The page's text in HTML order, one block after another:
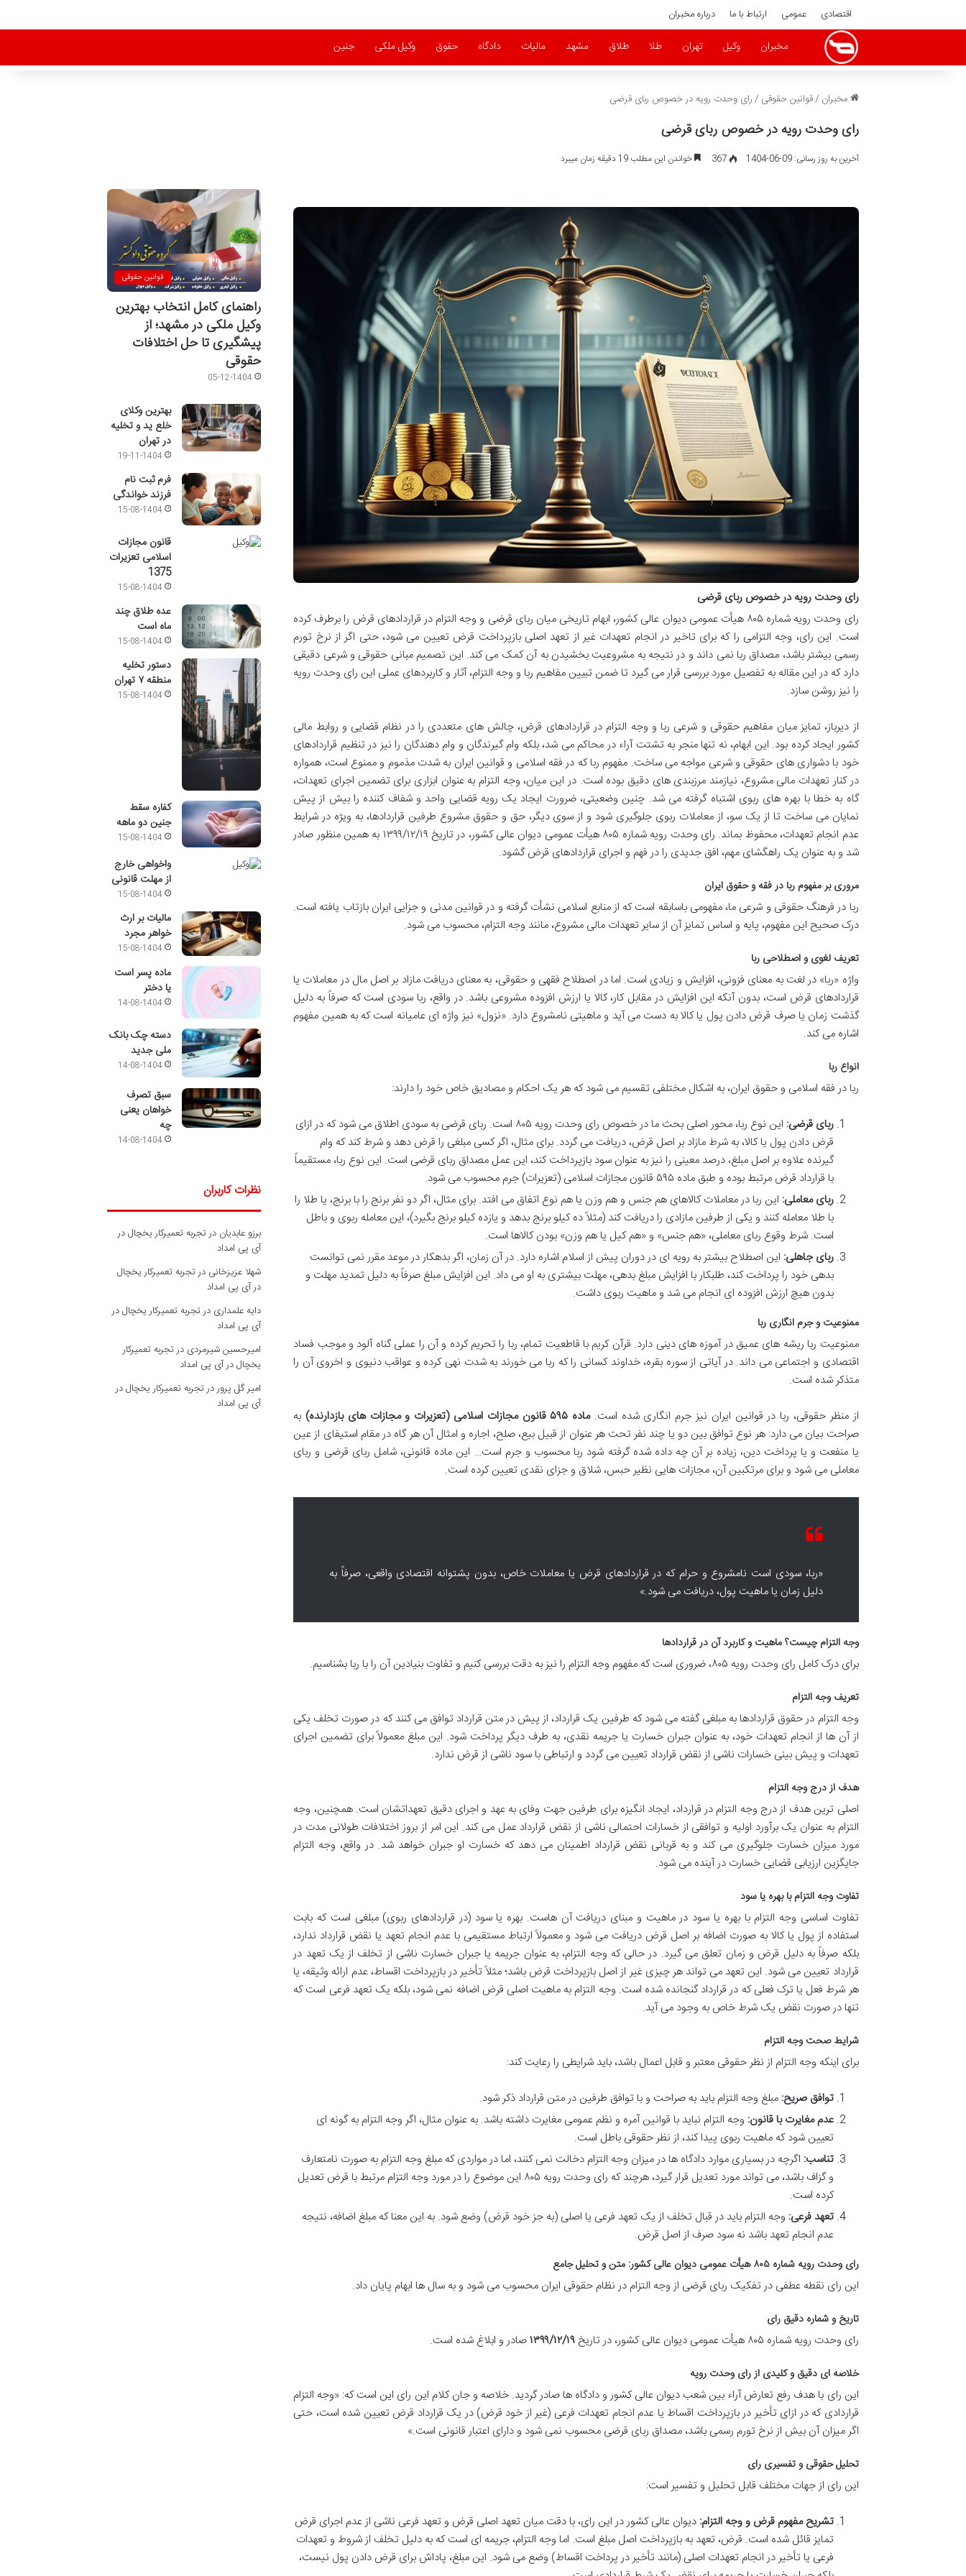
اقتصادی عمومی ارتباط با ما درباره مخبران
مخبران وکیل تهران طلا طلاق مشهد مالیات دادگاه حقوق وکیل ملکی جنین
مخبران /قوانین حقوقی /رای وحدت رویه در خصوص ربای قرضی
رای وحدت رویه در خصوص ربای قرضی
آخرین به روز رسانی: 09-06-1404 367 خواندن این مطلب 19 دقیقه زمان میبرد
رای وحدت رویه در خصوص ربای قرضی
رای وحدت رویه شماره ۸۰۵ هیأت عمومی دیوان عالی کشور، ابهام تاریخی میان ربای قرضی و وجه التزام در قراردادهای قرض را برطرف کرده
است. این رای، وجه التزامی را که برای تاخیر در انجام تعهدات غیر از تعهد اصلی بازپرداخت قرض تعیین می شود، حتی اگر از نرخ تورم
رسمی بیشتر باشد، مصداق ربا نمی داند و در نتیجه به مشروعیت بخشیدن به آن کمک می کند. این تصمیم مبانی حقوقی و شرعی دقیقی
دارد که در این مقاله به تفصیل مورد بررسی قرار می گیرد تا ضمن تبیین مفاهیم ربا و وجه التزام، آثار و کاربردهای عملی این رای وحدت رویه
را نیز روشن سازد.
از دیرباز، تمایز میان مفاهیم حقوقی و شرعی ربا و وجه التزام در قراردادهای قرض، چالش های متعددی را در نظام قضایی و روابط مالی
کشور ایجاد کرده بود. این ابهام، نه تنها منجر به تشتت آراء در محاکم می شد، بلکه وام گیرندگان و وام دهندگان را نیز در تنظیم قراردادهای
خود با دشواری های حقوقی و شرعی مواجه می ساخت. مفهوم ربا که در فقه اسلامی و قوانین ایران به شدت مذموم و ممنوع است، همواره
در کنار تعهدات مالی مشروع، نیازمند مرزبندی های دقیق بوده است. در این میان، وجه التزام به عنوان ابزاری برای تضمین اجرای تعهدات،
گاه به خطا با بهره های ربوی اشتباه گرفته می شد. چنین وضعیتی، ضرورت ایجاد یک رویه قضایی واحد و شفاف کننده را بیش از پیش
نمایان می ساخت تا از یک سو، از معاملات ربوی جلوگیری شود و از سوی دیگر، حق و حقوق مشروع طرفین قراردادها، به ویژه در شرایط
عدم انجام تعهدات، محفوظ بماند. رای وحدت رویه شماره ۸۰۵ هیأت عمومی دیوان عالی کشور، در تاریخ ۱۳۹۹/۱۲/۱۹ به همین منظور صادر
شد و به عنوان یک راهگشای مهم، افق جدیدی را در فهم و اجرای قراردادهای قرض گشود.
مروری بر مفهوم ربا در فقه و حقوق ایران
ربا در فرهنگ حقوقی و شرعی ما، مفهومی باسابقه است که از منابع اسلامی نشأت گرفته و در قوانین مدنی و جزایی ایران بازتاب یافته است.
درک صحیح این مفهوم، پایه و اساس تمایز آن از سایر تعهدات مالی مشروع، مانند وجه التزام، محسوب می شود.
تعریف لغوی و اصطلاحی ربا
واژه «ربا» در لغت به معنای فزونی، افزایش و زیادی است. اما در اصطلاح فقهی و حقوقی، به معنای دریافت مازاد بر اصل مال در معاملات یا
قراردادهای قرض است، بدون آنکه این افزایش در مقابل کار، کالا یا ارزش افزوده مشروعی باشد. در واقع، ربا سودی است که صرفاً به دلیل
گذشت زمان یا صرف قرض دادن پول یا کالا به دست می آید و ماهیتی نامشروع دارد. «نزول» نیز واژه ای عامیانه است که به همین مفهوم
اشاره می کند.
انواع ربا
ربا در فقه اسلامی و حقوق ایران، به اشکال مختلفی تقسیم می شود که هر یک احکام و مصادیق خاص خود را دارند:
ربای قرضی:
این نوع ربا، محور اصلی بحث ما در خصوص رای وحدت رویه ۸۰۵ است. ربای قرضی به سودی اطلاق می شود که در ازای
قرض دادن پول یا کالا، به شرط مازاد بر اصل قرض، دریافت می گردد. برای مثال، اگر کسی مبلغی را قرض دهد و شرط کند که وام
گیرنده علاوه بر اصل مبلغ، درصد معینی را نیز به عنوان سود بازپرداخت کند، این عمل مصداق ربای قرضی است. این نوع ربا، مستقیماً
با قرارداد قرض مرتبط بوده و طبق ماده ۵۹۵ قانون مجازات اسلامی (تعزیرات) جرم محسوب می شود.
ربای معاملی: این ربا در معاملات کالاهای هم جنس و هم وزن یا هم نوع اتفاق می افتد. برای مثال، اگر دو نفر برنج را با برنج، یا طلا را
با طلا معامله کنند و یکی از طرفین مازادی را دریافت کند (مثلاً ده کیلو برنج بدهد و یازده کیلو برنج بگیرد)، این معامله ربوی و باطل
است. شرط وقوع ربای معاملی، «هم جنس» و «هم کیل یا هم وزن» بودن کالاها است.
ربای جاهلی: این اصطلاح بیشتر به رویه ای در دوران پیش از اسلام اشاره دارد. در آن زمان، اگر بدهکار در موعد مقرر نمی توانست
بدهی خود را پرداخت کند، طلبکار با افزایش مبلغ بدهی، مهلت بیشتری به او می داد. این افزایش مبلغ صرفاً به دلیل تمدید مهلت و
بدون هیچ ارزش افزوده ای انجام می شد و ماهیت ربوی داشت.
ممنوعیت و جرم انگاری ربا
ممنوعیت ربا ریشه های عمیق در آموزه های دینی دارد. قرآن کریم با قاطعیت تمام، ربا را تحریم کرده و آن را عملی گناه آلود و موجب فساد
اقتصادی و اجتماعی می داند. در آیاتی از سوره بقره، خداوند کسانی را که ربا می خورند به شدت نهی کرده و عواقب دنیوی و اخروی آن را
متذکر شده است.
از منظر حقوقی، ربا در قوانین ایران نیز جرم انگاری شده است.ماده ۵۹۵ قانون مجازات اسلامی (تعزیرات و مجازات های بازدارنده)
به
صراحت بیان می دارد: هر نوع توافق بین دو یا چند نفر تحت هر عنوان از قبیل بیع، صلح، اجاره و امثال آن هر گاه در مقام استیفای از عین
یا منفعت و یا پرداخت دین، زیاده بر آن چه داده شده گرفته شود ربا محسوب و جرم است… این ماده قانونی، شامل ربای قرضی و ربای
معاملی می شود و برای مرتکبین آن، مجازات هایی نظیر حبس، شلاق و جزای نقدی تعیین کرده است.
«ربا، سودی است نامشروع و حرام که در قراردادهای قرض یا معاملات خاص، بدون پشتوانه اقتصادی واقعی، صرفاً به
دلیل زمان یا ماهیت پول، دریافت می شود.»
وجه التزام چیست؟ ماهیت و کاربرد آن در قراردادها
برای درک کامل رای وحدت رویه ۸۰۵، ضروری است که مفهوم وجه التزام را نیز به دقت بررسی کنیم و تفاوت بنیادین آن را با ربا بشناسیم.
تعریف وجه التزام
وجه التزام در حقوق قراردادها به مبلغی گفته می شود که طرفین یک قرارداد، از پیش در متن قرارداد توافق می کنند که در صورت تخلف یکی
از آن ها از انجام تعهدات خود، به عنوان جبران خسارت یا جریمه نقدی، به طرف دیگر پرداخت شود. این مبلغ معمولاً برای تضمین اجرای
تعهدات و پیش بینی خسارات ناشی از نقض قرارداد تعیین می گردد و ارتباطی با سود ناشی از قرض ندارد.
هدف از درج وجه التزام
اصلی ترین هدف از درج وجه التزام در قرارداد، ایجاد انگیزه برای طرفین جهت وفای به عهد و اجرای دقیق تعهداتشان است. همچنین، وجه
التزام به عنوان یک برآورد اولیه و توافقی از خسارات احتمالی ناشی از نقض قرارداد عمل می کند. این امر از بروز اختلافات طولانی مدت در
مورد میزان خسارت جلوگیری می کند و به قربانی نقض قرارداد اطمینان می دهد که خسارت او جبران خواهد شد. در واقع، وجه التزام
جایگزین ارزیابی قضایی خسارت در آینده می شود.
تفاوت وجه التزام با بهره یا سود
تفاوت اساسی وجه التزام با بهره یا سود در ماهیت و مبنای دریافت آن هاست. بهره یا سود (در قراردادهای ربوی) مبلغی است که بابت
استفاده از پول یا کالا به صورت اضافه بر اصل قرض دریافت می شود و معمولاً ارتباط مستقیمی با عدم انجام تعهد یا نقض قرارداد ندارد،
بلکه صرفاً به دلیل قرض و زمان تعلق می گیرد. در حالی که وجه التزام، به عنوان جریمه یا جبران خسارت ناشی از تخلف از یک تعهد در
قرارداد تعیین می شود. این تعهد می تواند هر چیزی غیر از اصل بازپرداخت قرض باشد؛ مثلاً تأخیر در بازپرداخت اقساط، عدم ارائه وثیقه، یا
هر شرط فعل یا ترک فعلی که در قرارداد گنجانده شده است. وجه التزام به ماهیت اصلی قرض اضافه نمی شود، بلکه یک تعهد فرعی است که
تنها در صورت نقض یک شرط خاص به وجود می آید.
شرایط صحت وجه التزام
برای اینکه وجه التزام از نظر حقوقی معتبر و قابل اعمال باشد، باید شرایطی را رعایت کند:
توافق صریح: مبلغ وجه التزام باید به صراحت و با توافق طرفین در متن قرارداد ذکر شود.
عدم مغایرت با قانون: وجه التزام نباید با قوانین آمره و نظم عمومی مغایرت داشته باشد. به عنوان مثال، اگر وجه التزام به گونه ای
تعیین شود که ماهیت ربوی پیدا کند، از نظر حقوقی باطل است.
تناسب: اگرچه در بسیاری موارد دادگاه ها در میزان وجه التزام دخالت نمی کنند، اما در مواردی که مبلغ وجه التزام به صورت نامتعارف
و گزاف باشد، می تواند مورد تعدیل قرار گیرد، هرچند که رای وحدت رویه ۸۰۵ این موضوع را در مورد وجه التزام مرتبط با قرض تعدیل
کرده است.
تعهد فرعی: وجه التزام باید در قبال تخلف از یک تعهد فرعی یا اصلی (به جز خود قرض) وضع شود. به این معنا که مبلغ اضافه، نتیجه
عدم انجام تعهد باشد نه سود صرف از اصل قرض.
رای وحدت رویه شماره ۸۰۵ هیأت عمومی دیوان عالی کشور: متن و تحلیل جامع
این رای نقطه عطفی در تفکیک ربای قرضی از وجه التزام در نظام حقوقی ایران محسوب می شود و به سال ها ابهام پایان داد.
تاریخ و شماره دقیق رای
رای وحدت رویه شماره ۸۰۵ هیأت عمومی دیوان عالی کشور، در تاریخ ۱۳۹۹/۱۲/۱۹صادر و ابلاغ شده است.
خلاصه ای دقیق و کلیدی از رای وحدت رویه
این رای با هدف رفع تعارض آراء بین شعب دیوان عالی کشور و دادگاه ها صادر گردید. خلاصه و جان کلام این رای این است که: «وجه التزام
قراردادی که در ازای تأخیر در بازپرداخت اقساط یا عدم انجام تعهدات فرعی (غیر از خود قرض) در یک قرارداد قرض تعیین شده است، حتی
اگر میزان آن بیش از نرخ تورم رسمی باشد، مصداق ربای قرضی محسوب نمی شود و دارای اعتبار قانونی است.»
تحلیل حقوقی و تفسیری رای
این رای از جهات مختلف قابل تحلیل و تفسیر است:
تشریح مفهوم قرض و وجه التزام: دیوان عالی کشور در این رای، با دقت میان تعهد اصلی قرض و تعهد فرعی ناشی از عدم اجرای قرض
تمایز قائل شده است. قرض، تعهد به بازپرداخت اصل مبلغ است. اما وجه التزام، جریمه ای است که به دلیل تخلف از شروط و تعهدات
فرعی یا تأخیر در انجام تعهدات اصلی (مانند تأخیر در پرداخت اقساط) وضع می شود. این مبلغ، پاداش برای قرض دادن پول نیست،
قوانین حقوقی
راهنمای کامل انتخاب بهترین
وکیل ملکی در مشهد؛ از
پیشگیری تا حل اختلافات
حقوقی
05-12-1404
بهترین وکلای
خلع ید و تخلیه
در تهران
19-11-1404
فرم ثبت نام
فرزند خواندگی
15-08-1404
قانون مجازات
اسلامی تعزیرات
1375
15-08-1404
عده طلاق چند
ماه است
15-08-1404
دستور تخلیه
منطقه ۷ تهران
15-08-1404
کفاره سقط
جنین دو ماهه
15-08-1404
واخواهی خارج
از مهلت قانونی
15-08-1404
مالیات بر ارث
خواهر مجرد
15-08-1404
ماده پسر است
یا دختر
14-08-1404
دسته چک بانک
ملی جدید
14-08-1404
سبق تصرف
خواهان یعنی
چه
14-08-1404
نظرات کاربران
برزو عابدیان درتجربه تعمیرکار یخچال در
آی پی امداد
شهلا عزیزخانی درتجربه تعمیرکار یخچال
در آی پی امداد
دایه علمداری درتجربه تعمیرکار یخچال در
آی پی امداد
امیرحسین شیرمردی درتجربه تعمیرکار
یخچال در آی پی امداد
امیر گل پروردرتجربه تعمیرکار یخچال در
آی پی امداد